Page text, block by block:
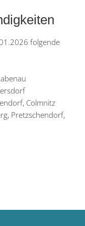
folgende
Colmnitz
Pretzschendorf,